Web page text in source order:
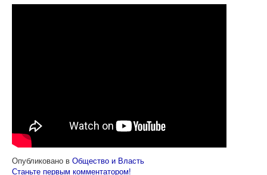
Опубликовано в Общество и Власть
Станьте первым комментатором!